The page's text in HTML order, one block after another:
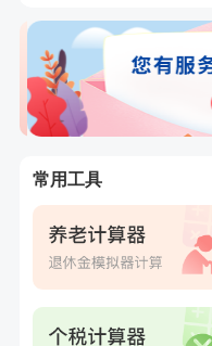
6分钟前
7分钟前
何*
7分钟前
刚刚
刚刚
张**
常用工具